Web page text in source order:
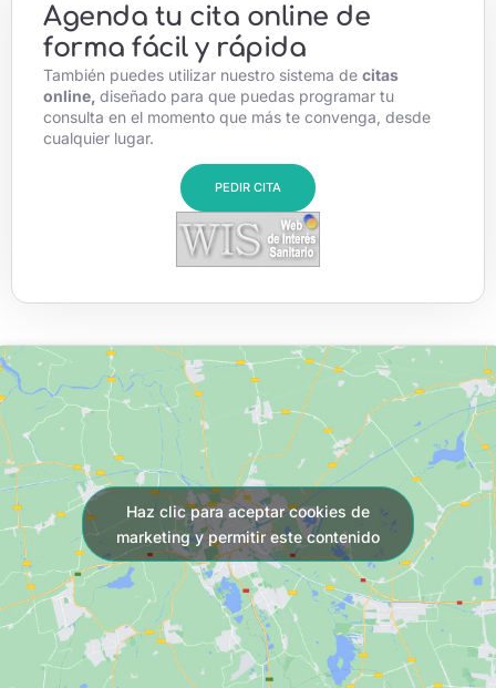
Agenda tu cita online de
forma fácil y rápida
También puedes utilizar nuestro sistema de citas
online, diseñado para que puedas programar tu
consulta en el momento que más te convenga, desde
cualquier lugar.
PEDIR CITA
Haz clic para aceptar cookies de
marketing y permitir este contenido